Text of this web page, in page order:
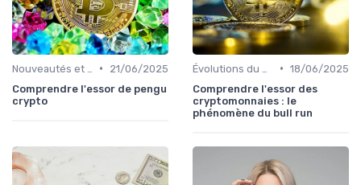
•
21/06/2025
Comprendre l'essor de pengu
crypto
• 18/06/2025
Comprendre l'essor des
cryptomonnaies : le
phénomène du bull run